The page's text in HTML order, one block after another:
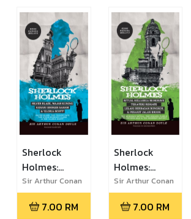
Misteri Ibu
Jari Jurutera
- Edisi
Bahasa
Melayu
Permata Beril
& Misteri di
Copper
Beeches -
Edisi Bahasa
Melayu
Sherlock
Holmes:
Silver Blaze,
Wajah Kuning,
Kerani Broker
Sir Arthur Conan
Doyle
7.00 RM
Sherlock
Holmes:
Ritual
Keluarga
Musgrave,
Sir Arthur Conan
Doyle
7.00 RM